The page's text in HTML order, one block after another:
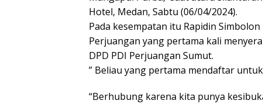
Hotel, Medan, Sabtu (06/04/2024).
Pada kesempatan itu Rapidin
Perjuangan yang pertama kali
DPD PDI Perjuangan Sumut.
” Beliau yang pertama mendaftar
“Berhubung karena kita punya